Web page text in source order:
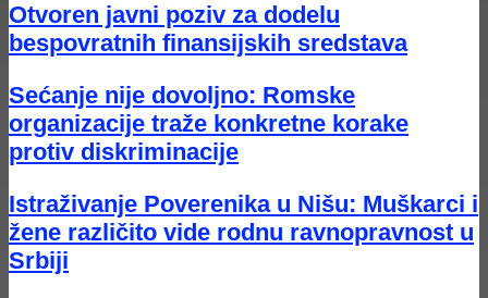
Otvoren javni poziv za dodelu
bespovratnih finansijskih sredstava
Sećanje nije dovoljno: Romske
organizacije traže konkretne korake
protiv diskriminacije
Istraživanje Poverenika u Nišu: Muškarci i
žene različito vide rodnu ravnopravnost u
Srbiji